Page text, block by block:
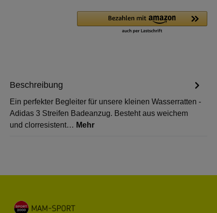
Beschreibung
Ein perfekter Begleiter für unsere kleinen Wasserratten -
Adidas 3 Streifen Badeanzug. Besteht aus weichem
und clorresistent… Mehr